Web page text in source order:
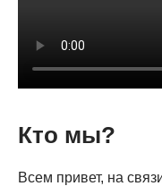
Кто мы?
Всем привет, на